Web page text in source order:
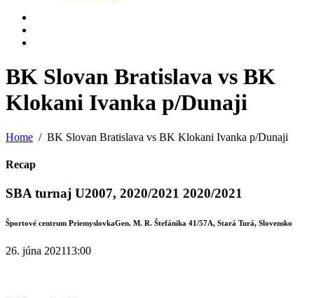
BK Slovan Bratislava vs BK
Klokani Ivanka p/Dunaji
Home BK Slovan Bratislava vs BK Klokani Ivanka p/Dunaji
Recap
SBA turnaj U2007, 2020/2021 2020/2021
Športové centrum PriemyslovkaGen. M. R. Štefánika 41/57A, Stará Turá, Slovensko
26. júna 202113:00